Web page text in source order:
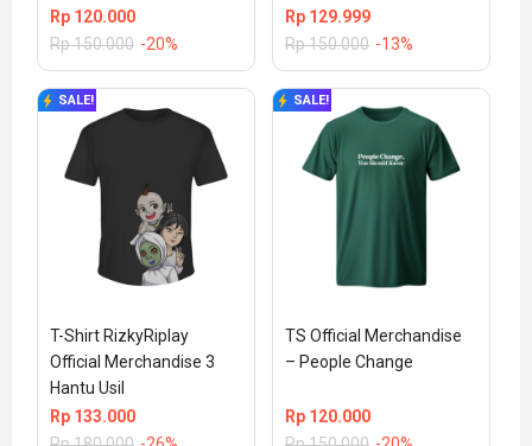
Rp 120.000
Rp150.000 -20%
Rp 129.999
Rp150.000 -13%
SALE!
T-Shirt RizkyRiplay
Official Merchandise 3
Hantu Usil
Rp 133.000
SALE!
TS Official Merchandise
– People Change
Rp 120.000